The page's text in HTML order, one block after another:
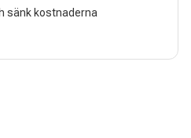
sänk kostnaderna